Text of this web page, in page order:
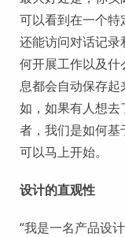
可以看到在一个
还能访问对话记
何开展工作以及
息都会自动保存
如，如果有人想
者，我们是如何基
可以马上开始。
设计的直观性
“我是一名产品设